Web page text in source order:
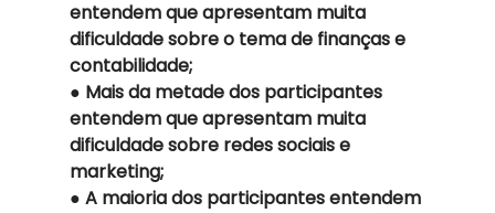
entendem que apresentam muita
dificuldade sobre o tema de finanças e
contabilidade;
● Mais da metade dos participantes
entendem que apresentam muita
dificuldade sobre redes sociais e
marketing;
● A maioria dos participantes entendem